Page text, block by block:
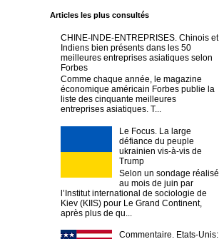
Articles les plus consultés
CHINE-INDE-ENTREPRISES. Chinois et
Indiens bien présents dans les 50
meilleures entreprises asiatiques selon
Forbes
Comme chaque année, le magazine
économique américain Forbes publie la
liste des cinquante meilleures
entreprises asiatiques. T...
Le Focus. La large
défiance du peuple
ukrainien vis-à-vis de
Trump
Selon un sondage réalisé
au mois de juin par
l’Institut international de sociologie de
Kiev (KIIS) pour Le Grand Continent,
après plus de qu...
Commentaire. Etats-Unis: